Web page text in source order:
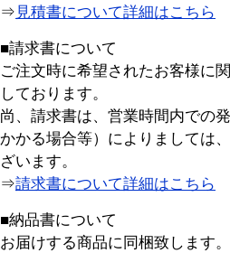
⇒ 見積書について詳細はこちら
■請求書について
ご注文時に希望されたお客様に
しております。
尚、請求書は、営業時間内での
かかる場合等）によりましては
ざいます。
⇒請求書について詳細はこちら
■納品書について
お届けする商品に同梱致します。